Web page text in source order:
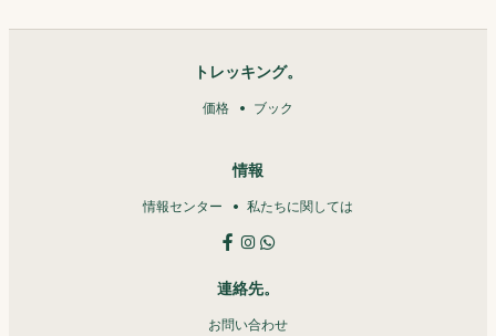
トレッキング。
価格 ブック
情報
情報センター 私たちに関しては
連絡先。
お問い合わせ